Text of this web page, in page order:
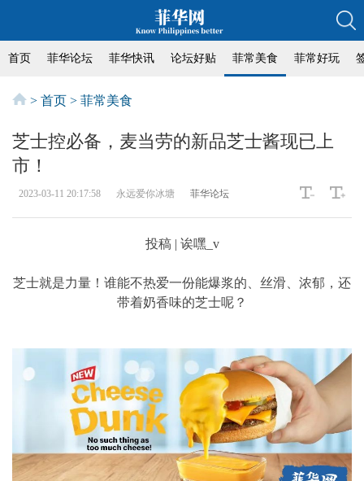
首页 菲华论坛 菲华快讯 论坛好贴 菲常美食 菲常好玩
> 首页 > 菲常美食
芝士控必备，麦当劳的新品芝士酱现已上
市！
2023-03-11 20:17:58 永远爱你冰塘 菲华论坛
投稿 | 诶嘿_v
芝士就是力量！谁能不热爱一份能爆浆的、丝滑、浓郁，还
带着奶香味的芝士呢？‍‍‍‍‍‍‍‍‍‍‍‍‍‍‍‍‍‍‍‍‍‍‍‍‍‍‍‍‍‍‍‍‍‍‍‍‍‍‍‍‍‍‍‍‍‍‍‍‍‍‍‍‍‍‍‍‍